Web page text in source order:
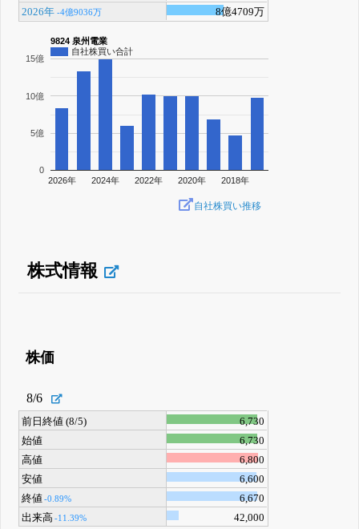
2026年 -4億9036万 8億4709万
9824 泉州電業
自社株買い合計
2026年 2024年 2022年 2020年 2018年
0
5億
10億
15億
自社株買い推移
株式情報
株価
8/6
前日終値 (8/5)
6,730
始値
6,730
高値
6,800
安値
6,600
終値-0.89%
6,670
出来高-11.39% 42,000